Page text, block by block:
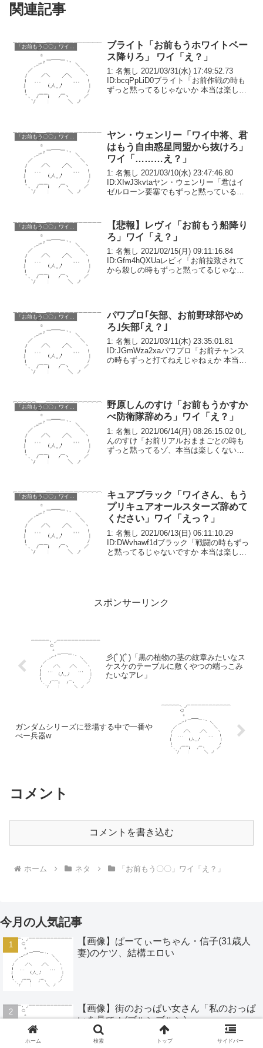
関連記事
「お前もう〇〇」ワイ「え？」
ブライト「お前もうホワイトベー
ス降りろ」 ワイ「え？」
1: 名無し 2021/03/31(水) 17:49:52.73
ID:bcqPpLiD0ブライト「お前作戦の時も
ずっと黙ってるじゃないか 本当は楽しく
「お前もう〇〇」ワイ「え？」
ヤン・ウェンリー「ワイ中将、君
はもう自由惑星同盟から抜けろ」
ワイ「………え？」
1: 名無し 2021/03/10(水) 23:47:46.80
ID:XIwJ3kvtaヤン・ウェンリー「君はイ
ゼルローン要塞でもずっと黙っている
ン・ウェンリー「カ...
【悲報】レヴィ「お前もう船降り
ろ」ワイ「え？」
1: 名無し 2021/02/15(月) 09:11:16.84
ID:Gfm4hQXUaレビィ「お前拉致されて
から殺しの時もずっと黙ってるじゃない
パワプロ｢矢部、お前野球部やめ
ろ｣矢部｢え？｣
1: 名無し 2021/03/11(木) 23:35:01.81
ID:JGmWza2xaパワプロ「お前チャンス
の時もずっと打てねえじゃねぇか 本当は
野原しんのすけ「お前もうかすか
べ防衛隊辞めろ」ワイ「え？」
1: 名無し 2021/06/14(月) 08:26:15.02 0し
んのすけ「お前リアルおままごとの時も
ずっと黙ってるゾ、本当は楽しくないん
「お前もう〇〇」ワイ「え？」
キュアブラック「ワイさん、もう
プリキュアオールスターズ辞めて
ください」ワイ「えっ？」
1: 名無し 2021/06/13(日) 06:11:10.29
ID:DWvhawf1dブラック「戦闘の時もずっ
と黙ってるじゃないですか 本当は楽しく
スポンサーリンク
彡(ﾟ)(ﾟ)「黒の植物の茎の紋章みたいなス
ケスケのテーブルに敷くやつの端っこみ
たいなアレ」
ガンダムシリーズに登場する中で一番や
べー兵器w
コメント
コメントを書き込む
ホーム ネタ 「お前もう〇〇」ワイ「え？」
今月の人気記事
【画像】ぱーてぃーちゃん・信子(31歳人
妻)のケツ、結構エロい
【画像】街のおっぱい女さん「私のおっぱ
いを見て！(ブルンブルン)」
ホーム 検索 トップ サイドバー